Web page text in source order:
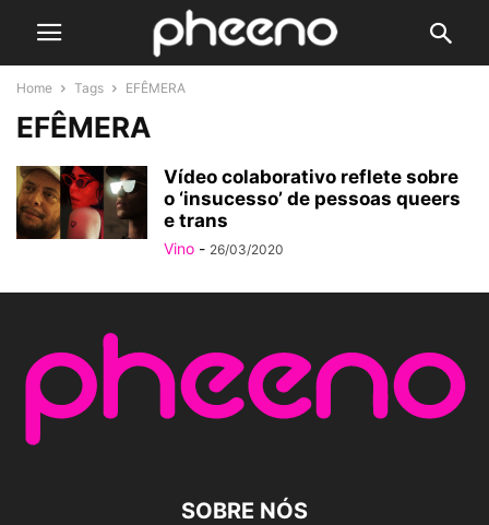
Home Tags EFÊMERA
EFÊMERA
Vídeo colaborativo reflete sobre
o ‘insucesso’ de pessoas queers
e trans
Vino - 26/03/2020
SOBRE NÓS